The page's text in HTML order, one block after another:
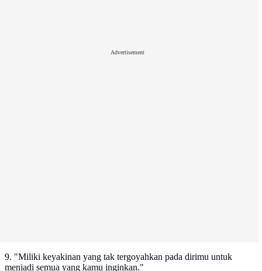
Advertisement
9. "Miliki keyakinan yang tak tergoyahkan pada dirimu untuk
menjadi semua yang kamu inginkan."